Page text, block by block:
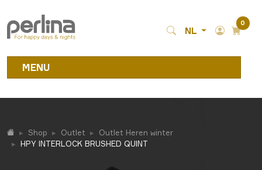
NL
0
MENU
Shop Outlet
Outlet Heren winter
HPY INTERLOCK BRUSHED QUINT